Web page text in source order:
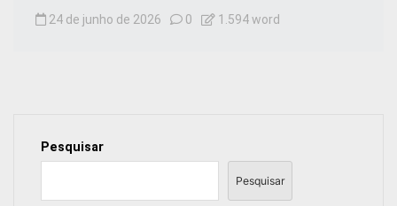
24 de junho de 2026 0 1.594 word
Pesquisar
Pesquisar